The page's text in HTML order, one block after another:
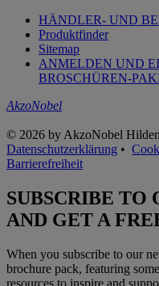
HÄNDLER- UND
Produktfinder
Sitemap
ANMELDEN UND
BROSCHÜREN-
AkzoNobel
© 2026 by AkzoNobel
Datenschutzerklärung •
Barrierefreiheit
SUBSCRIBE TO
AND GET A
When you subscribe to our
brochure pack, featuring
resources to inspire and